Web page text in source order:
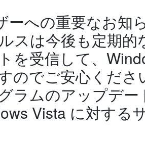
ーへの重要なお知
スは今後も定期的
を受信して、
のでご安心くださ
ラムのアップデー
Vista に対する